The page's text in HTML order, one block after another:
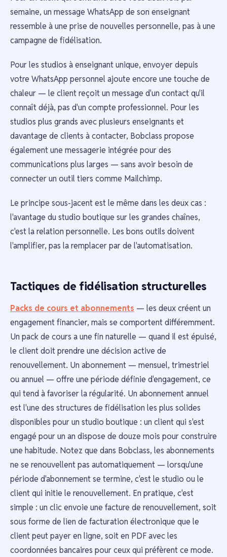
semaine, un message WhatsApp de son enseignant
ressemble à une prise de nouvelles personnelle, pas à une
campagne de fidélisation.
Pour les studios à enseignant unique, envoyer depuis
votre WhatsApp personnel ajoute encore une touche de
chaleur — le client reçoit un message d'un contact qu'il
connaît déjà, pas d'un compte professionnel. Pour les
studios plus grands avec plusieurs enseignants et
davantage de clients à contacter, Bobclass propose
également une messagerie intégrée pour des
communications plus larges — sans avoir besoin de
connecter un outil tiers comme Mailchimp.
Le principe sous-jacent est le même dans les deux cas :
l'avantage du studio boutique sur les grandes chaînes,
c'est la relation personnelle. Les bons outils doivent
l'amplifier, pas la remplacer par de l'automatisation.
Tactiques de fidélisation structurelles
Packs de cours et abonnements — les deux créent un
engagement financier, mais se comportent différemment.
Un pack de cours a une fin naturelle — quand il est épuisé,
le client doit prendre une décision active de
renouvellement. Un abonnement — mensuel, trimestriel
ou annuel — offre une période définie d'engagement, ce
qui tend à favoriser la régularité. Un abonnement annuel
est l'une des structures de fidélisation les plus solides
disponibles pour un studio boutique : un client qui s'est
engagé pour un an dispose de douze mois pour construire
une habitude. Notez que dans Bobclass, les abonnements
ne se renouvellent pas automatiquement — lorsqu'une
période d'abonnement se termine, c'est le studio ou le
client qui initie le renouvellement. En pratique, c'est
simple : un clic envoie une facture de renouvellement, soit
sous forme de lien de facturation électronique que le
client peut payer en ligne, soit en PDF avec les
coordonnées bancaires pour ceux qui préfèrent ce mode.